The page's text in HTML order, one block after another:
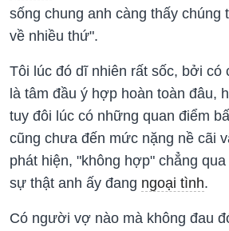
sống chung anh càng thấy chúng
về nhiều thứ".
Tôi lúc đó dĩ nhiên rất sốc, bởi có
là tâm đầu ý hợp hoàn toàn đâu,
tuy đôi lúc có những quan điểm
cũng chưa đến mức nặng nề cãi
phát hiện, "không hợp" chẳng
sự thật anh ấy đang ngoại tình.
Có người vợ nào mà không đau